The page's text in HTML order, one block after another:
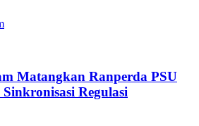
Matangkan Ranperda PSU
Regulasi